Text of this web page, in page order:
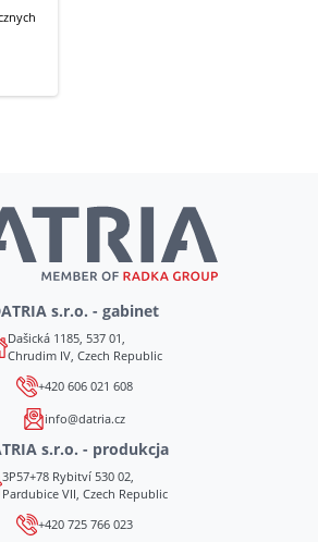
s.r.o. - gabinet
Dašická 1185, 537 01,
Chrudim IV, Czech Republic
+420 606 021 608
info@datria.cz
s.r.o. - produkcja
3P57+78 Rybitví 530 02,
Pardubice VII, Czech Republic
+420 725 766 023